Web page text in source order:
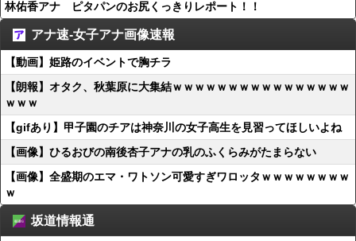
林佑香アナ ピタパンのお尻くっきりレポート！！
アナ速‐女子アナ画像速報
【動画】姫路のイベントで胸チラ
【朗報】オタク、秋葉原に大集結ｗｗｗｗｗｗｗｗｗｗｗｗｗｗｗｗ
ｗｗｗ
【gifあり】甲子園のチアは神奈川の女子高生を見習ってほしいよね
【画像】ひるおびの南後杏子アナの乳のふくらみがたまらない
【画像】全盛期のエマ・ワトソン可愛すぎワロッタｗｗｗｗｗｗｗｗ
ｗ
坂道情報通